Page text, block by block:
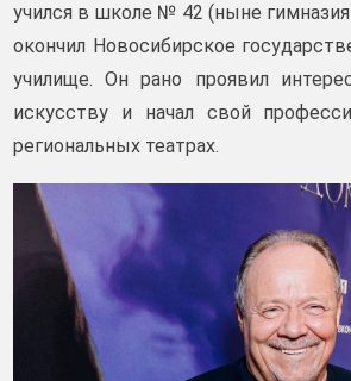
учился в школе № 42 (ныне
окончил Новосибирское
училище. Он рано проявил
искусству и начал свой
региональных театрах.